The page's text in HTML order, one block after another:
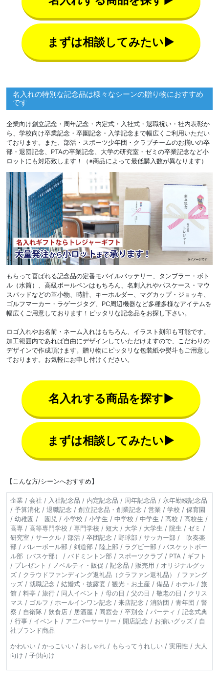
まずは相談してみたい▶
名入れの特別な記念品は様々なシーンの贈り物におすすめ
です
企業向け創立記念・周年記念・内定式・入社式・退職祝い・社内表彰か
ら、学校向け卒業記念・卒園記念・入学記念まで幅広くご利用いただい
ております。また、部活・スポーツ少年団・クラブチームのお揃いの卒
部・退団記念、PTAの卒業記念、大学の研究室・ゼミの卒業記念など小
ロットにも対応致します！（※商品によって最低購入数が異なります）
もらって喜ばれる記念品の定番モバイルバッテリー、タンブラー・ボト
ル（水筒）、高級ボールペンはもちろん、名刺入れやパスケース・マウ
スパッドなどの革小物、時計、キーホルダー、マグカップ・ジョッキ、
ゴルフマーカー・ラゲージタグ、PC周辺機器など多種多様なアイテムを
幅広くご用意しております！ピッタリな記念品をお探し下さい。
ロゴ入れやお名前・ネーム入れはもちろん、イラスト刻印も可能です。
加工範囲内であれば自由にデザインしていただけますので、こだわりの
デザインで作成頂けます。贈り物にピッタリな包装紙や熨斗もご用意し
ております。お気軽にお申し付けください。
名入れする商品を探す▶
まずは相談してみたい▶
【こんな方/シーンへおすすめ】
企業 / 会社 / 入社記念品 / 内定記念品 / 周年記念品 / 永年勤続記念品
/ 予算消化 / 退職記念 / 創立記念品・創業記念 / 営業 / 学校 / 保育園
/ 幼稚園 / 園児 / 小学校 / 小学生 / 中学校 / 中学生 / 高校 / 高校生 /
高専 / 高等専門学校 / 専門学校 / 短大 / 大学 / 大学生 / 院生 / ゼミ /
研究室 / サークル / 部活 / 卒団記念 / 野球部 / サッカー部 / 吹奏楽
部 / バレーボール部 / 剣道部 / 陸上部 / ラグビー部 / バスケットボー
ル部（バスケ部） / バドミントン部 / スポーツクラブ / PTA / ギフト
/ プレゼント / ノベルティ・販促 / 記念品 / 販売用 / オリジナルグッ
ズ / クラウドファンディング返礼品（クラファン返礼品） / ファング
ッズ / 就職記念 / 結婚式・披露宴 / 観光・お土産 / 備品 / ホテル / 旅
館 / 料亭 / 旅行 / 同人イベント / 母の日 / 父の日 / 敬老の日 / クリス
マス / ゴルフ / ホールインワン記念 / 来店記念 / 消防団 / 青年団 / 警
察 / 自衛隊 / 飲食店 / 居酒屋 / 同窓会 / 卒別会 / パーティ / 記念式典
/ 行事 / イベント / アニバーサーリー / 開店記念 / お揃いグッズ / 自
社ブランド商品
かわいい / かっこいい / おしゃれ / もらってうれしい / 実用性 / 大人
向け / 子供向け